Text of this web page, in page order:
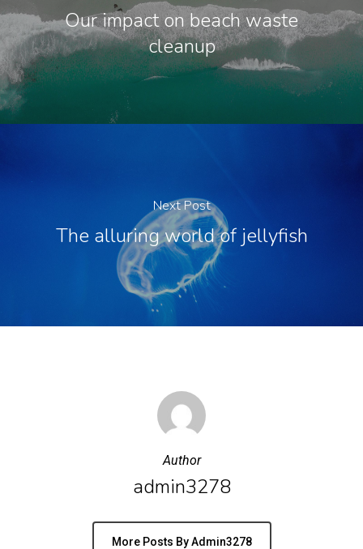
Our impact on beach waste
cleanup
Next Post
The alluring world of jellyfish
Author
admin3278
More Posts By Admin3278